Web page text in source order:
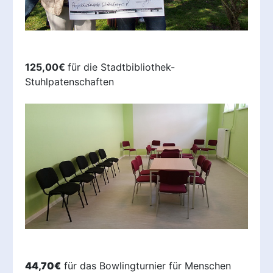
125,00€ für die Stadtbibliothek-
Stuhlpatenschaften
44,70€ für das Bowlingturnier für Menschen